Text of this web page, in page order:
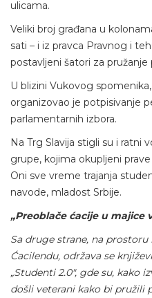
ulicama.
Veliki broj građana u
sati – i iz pravca Pravnog i
postavljeni šatori za
U blizini Vukovog
organizovao je potpisivanje
parlamentarnih izbora.
Na Trg Slavija stigli su i ratni
grupe, kojima okupljeni
Oni sve vreme trajanja
navode, mladost Srbije.
„Preoblače ćacije u majice
Sa druge strane, na
Ćacilendu, održava se
„Studenti 2.0″, gde su, kako
došli veterani kako bi pružili